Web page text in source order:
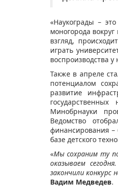
«Наукограды –
моногорода
взгляд,
играть
воспроизводства у
Также в апреле
потенциалом
развитие
Минобрнауки
Ведомство
финансирования –
базе детского
«Мы сохраним ту
оказываем
закончили конкурс
Вадим Медведев.